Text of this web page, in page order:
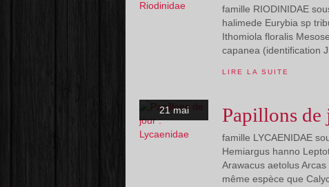
famille RIODINIDAE
halimede Eurybia sp
Ithomiola floralis
capanea (identification
LIRE LA SUITE
21 mai Papillons de
famille LYCAENIDAE
Hemiargus hanno
Arawacus aetolus
même espèce que